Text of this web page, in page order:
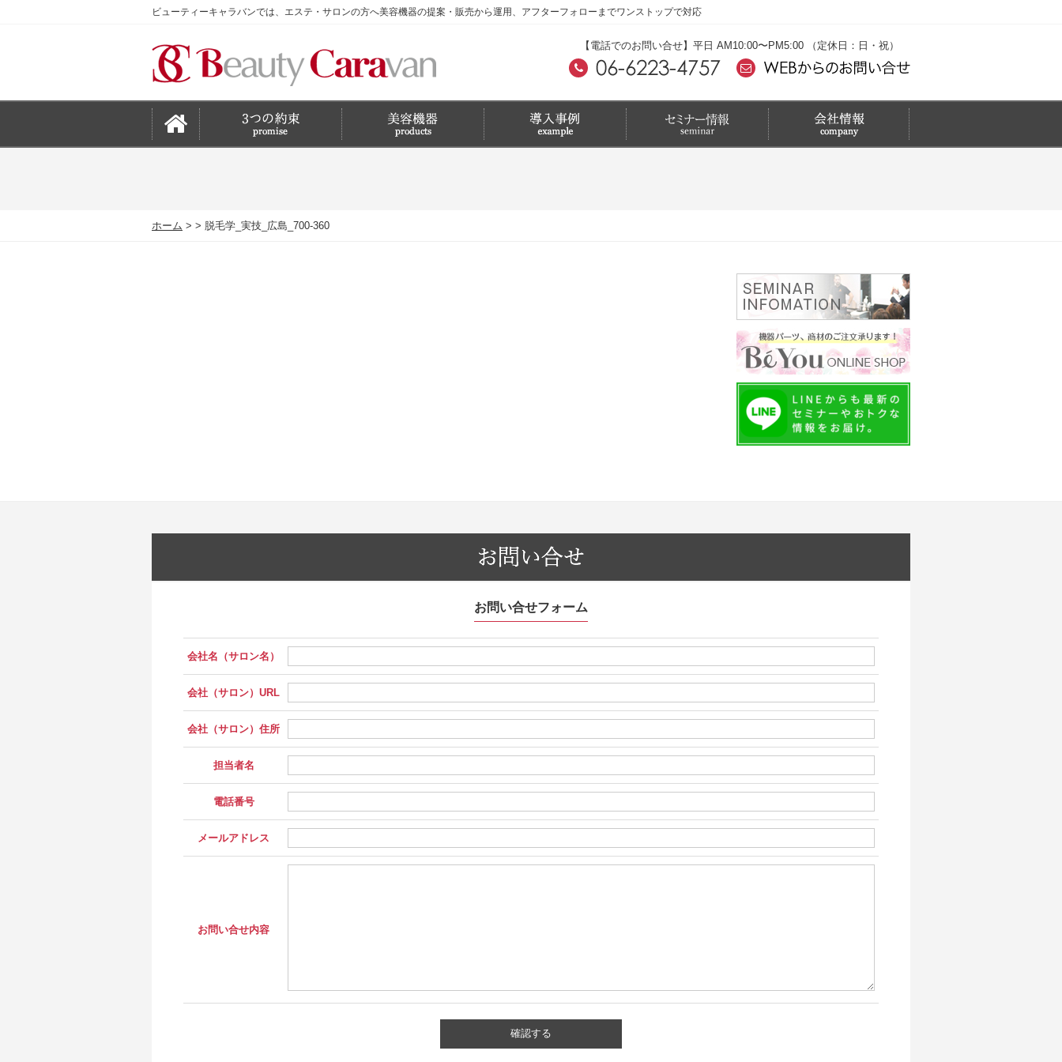
ビューティーキャラバンでは、エステ・サロンの方へ美容機器の提案・販売から運用、アフターフォローまでワンストップで対応
【電話でのお問い合せ】平日 AM10:00〜PM5:00 （定休日：日・祝）
ホーム 脱毛学_実技_広島_700-360
お問い合せフォーム
会社名（サロン名）
会社（サロン）URL
会社（サロン）住所
担当者名
電話番号
メールアドレス
お問い合せ内容